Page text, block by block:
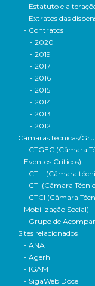
- Estatuto e
- Extratos das
- Contratos
- 2020
- 2019
- 2017
- 2016
- 2015
- 2014
- 2013
- 2012
Câmaras técnicas/
- CTGEC (Câmara
Eventos Críticos)
- CTIL (Câmara
- CTI (Câmara
- CTCI (Câmara
Mobilização Social)
- Grupo de
Sites relacionados
- ANA
- Agerh
- IGAM
- SigaWeb Doce